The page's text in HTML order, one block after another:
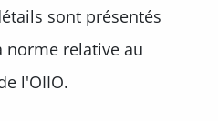
sont présentés
norme relative au
l'OIIO.